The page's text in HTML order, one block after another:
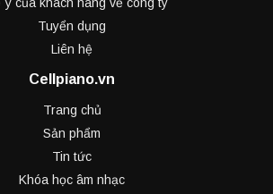
Tuyển dụng
Liên hệ
Cellpiano.vn
Trang chủ
Sản phẩm
Tin tức
Khóa học âm nhạc